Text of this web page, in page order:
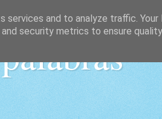
and to analyze traffic. Your
security metrics to ensure